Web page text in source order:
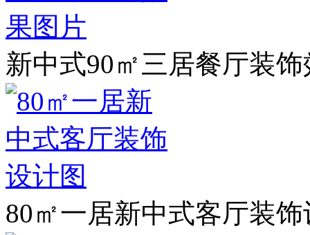
新中式90㎡三居餐厅装
80㎡一居新中式客厅装